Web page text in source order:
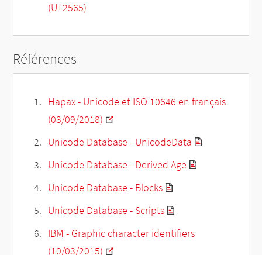
(U+2565)
Références
Hapax - Unicode et ISO 10646 en français
(03/09/2018)
Unicode Database - UnicodeData
Unicode Database - Derived Age
Unicode Database - Blocks
Unicode Database - Scripts
IBM - Graphic character identifiers
(10/03/2015)